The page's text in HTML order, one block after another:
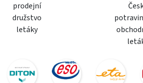
prodejní
družstvo
letáky